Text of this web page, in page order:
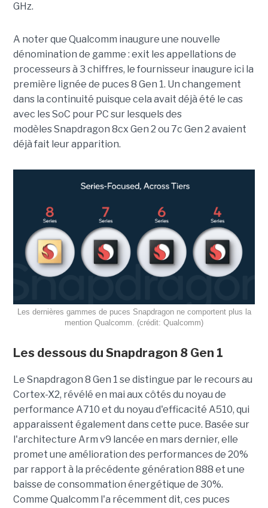
GHz.
A noter que Qualcomm inaugure une nouvelle
dénomination de gamme : exit les appellations de
processeurs à 3 chiffres, le fournisseur inaugure ici la
première lignée de puces 8 Gen 1. Un changement
dans la continuité puisque cela avait déjà été le cas
avec les SoC pour PC sur lesquels des
modèles Snapdragon 8cx Gen 2 ou 7c Gen 2 avaient
déjà fait leur apparition.
Les dernières gammes de puces Snapdragon ne comportent plus la
mention Qualcomm. (crédit: Qualcomm)
Les dessous du Snapdragon 8 Gen 1
Le Snapdragon 8 Gen 1 se distingue par le recours au
Cortex-X2, révélé en mai aux côtés du noyau de
performance A710 et du noyau d'efficacité A510, qui
apparaissent également dans cette puce. Basée sur
l'architecture Arm v9 lancée en mars dernier, elle
promet une amélioration des performances de 20%
par rapport à la précédente génération 888 et une
baisse de consommation énergétique de 30%.
Comme Qualcomm l'a récemment dit, ces puces